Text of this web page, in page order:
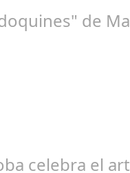
de
celebra el